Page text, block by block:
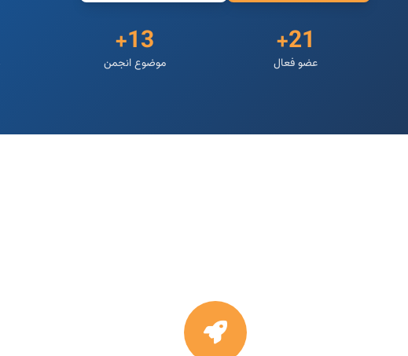
21+
عضو فعال
13+
موضوع انجمن